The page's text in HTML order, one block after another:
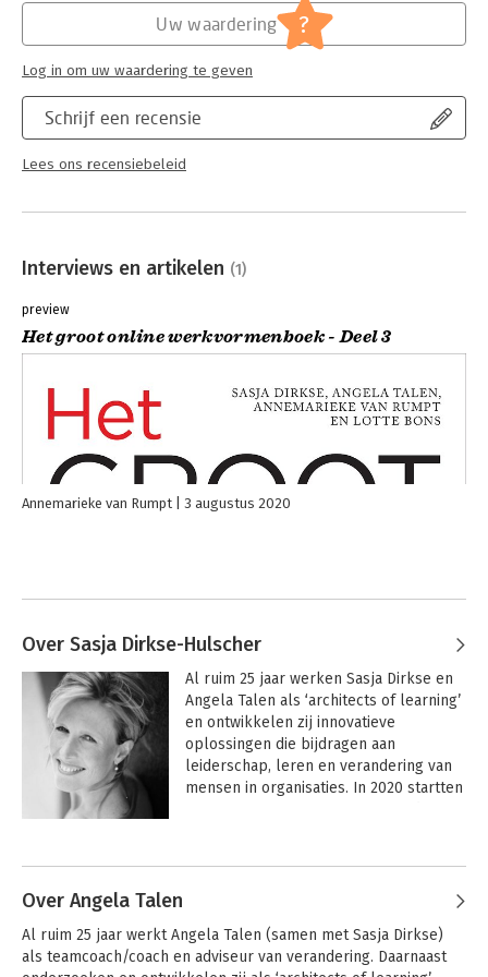
Schrijf een recensie
Lees ons recensiebeleid
Uw waardering ?
Log in om uw waardering te geven
Interviews en artikelen (1)
preview
Het groot online werkvormenboek - Deel 3
Annemarieke van Rumpt 3 augustus 2020
Over Sasja Dirkse-Hulscher
Al ruim 25 jaar werken Sasja Dirkse en
Angela Talen als ‘architects of learning’
en ontwikkelen zij innovatieve
oplossingen die bijdragen aan
leiderschap, leren en verandering van
mensen in organisaties. In 2020 startten
Virtual Reality. Hun missie? Het
verbeteren van de mentale gezondheid
Over Angela Talen
Al ruim 25 jaar werkt Angela Talen (samen met Sasja Dirkse)
als teamcoach/coach en adviseur van verandering. Daarnaast